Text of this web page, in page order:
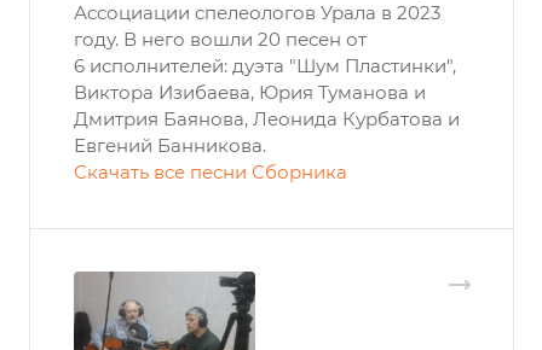
Ассоциации спелеологов Урала в 2023
году. В него вошли 20 песен от
6 исполнителей: дуэта "Шум Пластинки",
Виктора Изибаева, Юрия Туманова и
Дмитрия Баянова, Леонида Курбатова и
Евгений Банникова.
Скачать все песни Сборника